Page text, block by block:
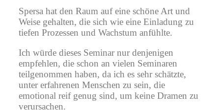
Spersa hat den Raum auf eine schöne Art und
Weise gehalten, die sich wie eine Einladung zu
tiefen Prozessen und Wachstum anfühlte.
Ich würde dieses Seminar nur denjenigen
empfehlen, die schon an vielen Seminaren
teilgenommen haben, da ich es sehr schätzte,
unter erfahrenen Menschen zu sein, die
emotional reif genug sind, um keine Dramen zu
verursachen.